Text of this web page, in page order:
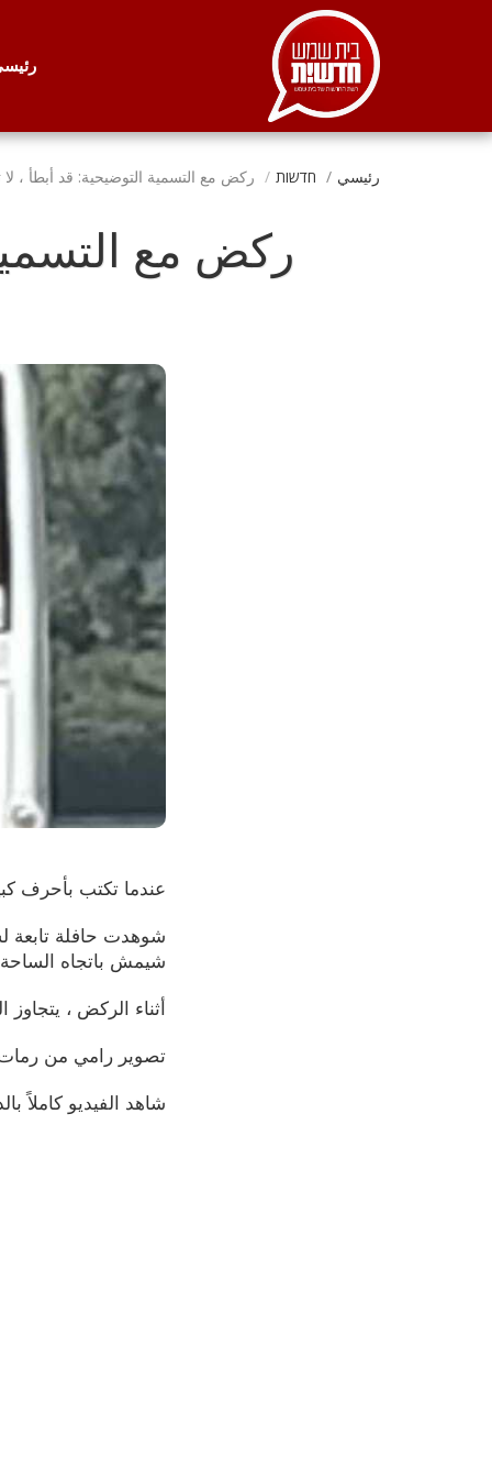
رئيسي חדשות ركض مع التسمية التوضيحية: قد أبطأ ،
ركض مع
عندما تكتب بأحرف
شيمش باتجاه
أثناء الركض ،
تصوير رامي من
شاهد الفيديو كاملاً